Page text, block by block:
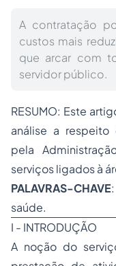
A contratação
custos mais
que arcar com
servidor público.
RESUMO: Este
análise a respeito
pela
serviços ligados à
PALAVRAS-CHAVE
saúde.
I - INTRODUÇÃO
A noção do